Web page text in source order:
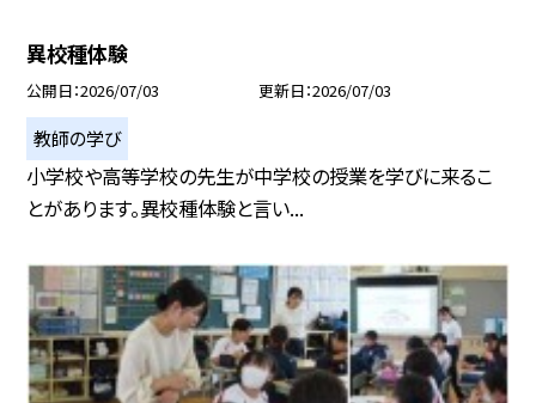
異校種体験
公開日 2026/07/03 更新日 2026/07/03
教師の学び
小学校や高等学校の先生が中学校の授業を学びに来るこ
とがあります。異校種体験と言い...